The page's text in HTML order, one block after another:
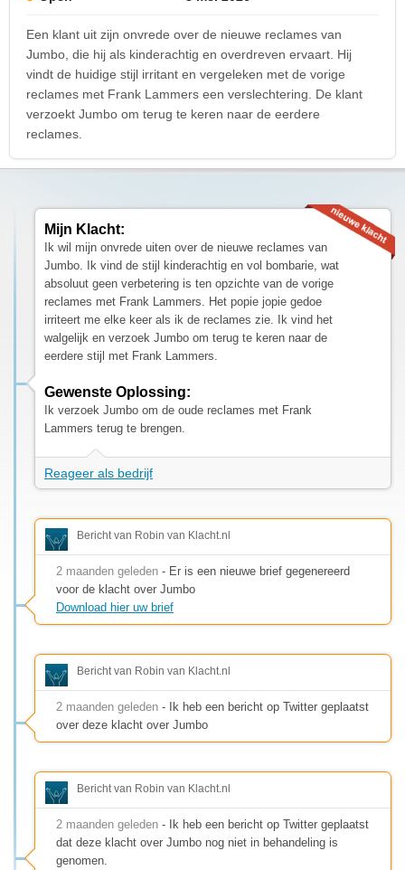
Een klant uit zijn onvrede over de nieuwe reclames van
Jumbo, die hij als kinderachtig en overdreven ervaart. Hij
vindt de huidige stijl irritant en vergeleken met de vorige
reclames met Frank Lammers een verslechtering. De klant
verzoekt Jumbo om terug te keren naar de eerdere
reclames.
Mijn Klacht:
Ik wil mijn onvrede uiten over de nieuwe reclames van
Jumbo. Ik vind de stijl kinderachtig en vol bombarie, wat
absoluut geen verbetering is ten opzichte van de vorige
reclames met Frank Lammers. Het popie jopie gedoe
irriteert me elke keer als ik de reclames zie. Ik vind het
walgelijk en verzoek Jumbo om terug te keren naar de
eerdere stijl met Frank Lammers.
Gewenste Oplossing:
Ik verzoek Jumbo om de oude reclames met Frank
Lammers terug te brengen.
Reageer als bedrijf
Bericht van Robin van Klacht.nl
2 maanden geleden - Er is een nieuwe brief gegenereerd
voor de klacht over Jumbo
Download hier uw brief
Bericht van Robin van Klacht.nl
2 maanden geleden - Ik heb een bericht op Twitter geplaatst
over deze klacht over Jumbo
Bericht van Robin van Klacht.nl
2 maanden geleden - Ik heb een bericht op Twitter geplaatst
dat deze klacht over Jumbo nog niet in behandeling is
genomen.